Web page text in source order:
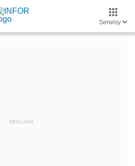
Serwisy